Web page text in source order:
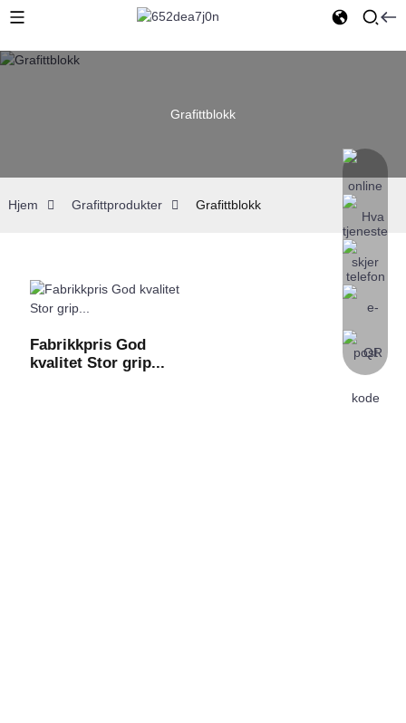
Grafittblokk
Hjem Grafittprodukter Grafittblokk
Fabrikkpris God
kvalitet Stor grip...